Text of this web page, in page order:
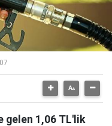
gelen 1,06 TL'lik